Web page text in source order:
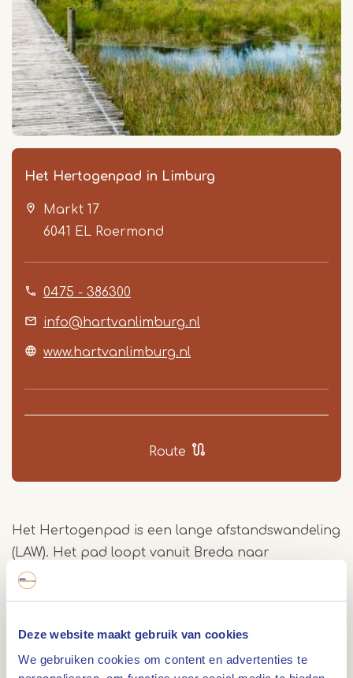
Deze website maakt gebruik van cookies
We gebruiken cookies om content en advertenties te
Het Hertogenpad in Limburg
Markt 17
6041 EL Roermond
0475 - 386300
info@hartvanlimburg.nl
www.hartvanlimburg.nl
Route
Het Hertogenpad is een lange afstandswandeling
(LAW). Het pad loopt vanuit Breda naar
Roermond. De laatste 3 etappes van het
Route (LAW 13) die aangegeven wordt met een wit-